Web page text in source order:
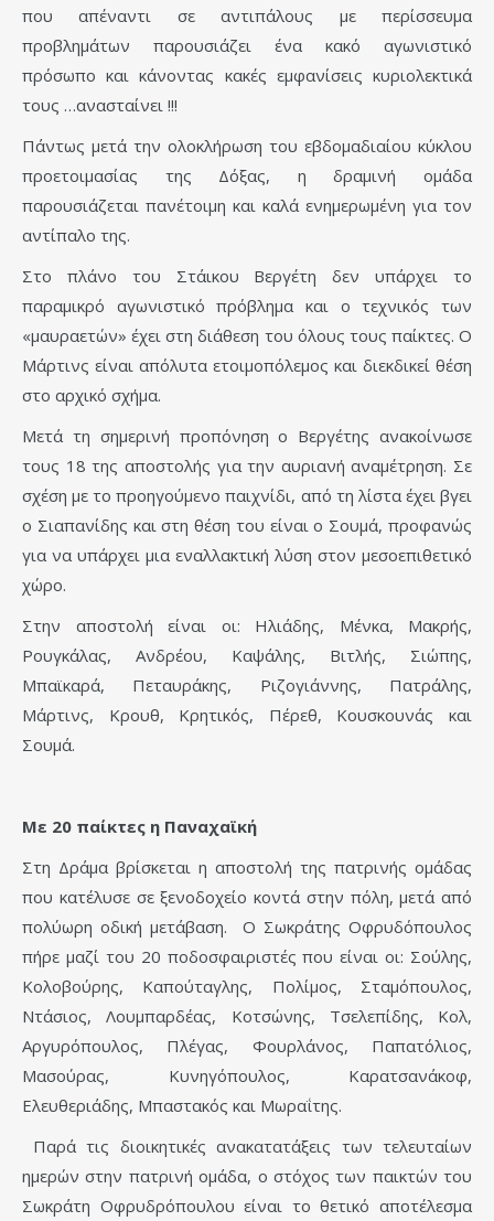
που απέναντι σε αντιπάλους με περίσσευμα
προβλημάτων παρουσιάζει ένα κακό αγωνιστικό
πρόσωπο και κάνοντας κακές εμφανίσεις κυριολεκτικά
τους …ανασταίνει !!!
Πάντως μετά την ολοκλήρωση του εβδομαδιαίου κύκλου
προετοιμασίας της Δόξας, η δραμινή ομάδα
παρουσιάζεται πανέτοιμη και καλά ενημερωμένη για τον
αντίπαλο της.
Στο πλάνο του Στάικου Βεργέτη δεν υπάρχει το
παραμικρό αγωνιστικό πρόβλημα και ο τεχνικός των
«μαυραετών» έχει στη διάθεση του όλους τους παίκτες. Ο
Μάρτινς είναι απόλυτα ετοιμοπόλεμος και διεκδικεί θέση
στο αρχικό σχήμα.
Μετά τη σημερινή προπόνηση ο Βεργέτης ανακοίνωσε
τους 18 της αποστολής για την αυριανή αναμέτρηση. Σε
σχέση με το προηγούμενο παιχνίδι, από τη λίστα έχει βγει
ο Σιαπανίδης και στη θέση του είναι ο Σουμά, προφανώς
για να υπάρχει μια εναλλακτική λύση στον μεσοεπιθετικό
χώρο.
Στην αποστολή είναι οι: Ηλιάδης, Μένκα, Μακρής,
Ρουγκάλας, Ανδρέου, Καψάλης, Βιτλής, Σιώπης,
Μπαϊκαρά, Πεταυράκης, Ριζογιάννης, Πατράλης,
Μάρτινς, Κρουθ, Κρητικός, Πέρεθ, Κουσκουνάς και
Σουμά.
Με 20 παίκτες η Παναχαϊκή
Στη Δράμα βρίσκεται η αποστολή της πατρινής ομάδας
που κατέλυσε σε ξενοδοχείο κοντά στην πόλη, μετά από
πολύωρη οδική μετάβαση. Ο Σωκράτης Οφρυδόπουλος
πήρε μαζί του 20 ποδοσφαιριστές που είναι οι: Σούλης,
Κολοβούρης, Καπούταγλης, Πολίμος, Σταμόπουλος,
Ντάσιος, Λουμπαρδέας, Κοτσώνης, Τσελεπίδης, Κολ,
Αργυρόπουλος, Πλέγας, Φουρλάνος, Παπατόλιος,
Μασούρας, Κυνηγόπουλος, Καρατσανάκοφ,
Ελευθεριάδης, Μπαστακός και Μωραΐτης.
Παρά τις διοικητικές ανακατατάξεις των τελευταίων
ημερών στην πατρινή ομάδα, ο στόχος των παικτών του
Σωκράτη Οφρυδρόπουλου είναι το θετικό αποτέλεσμα